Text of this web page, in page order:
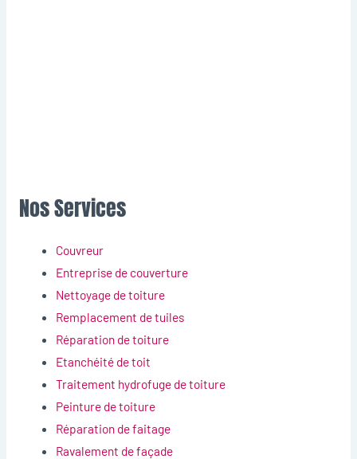
Nos Services
Couvreur
Entreprise de couverture
Nettoyage de toiture
Remplacement de tuiles
Réparation de toiture
Etanchéité de toit
Traitement hydrofuge de toiture
Peinture de toiture
Réparation de faitage
Ravalement de façade